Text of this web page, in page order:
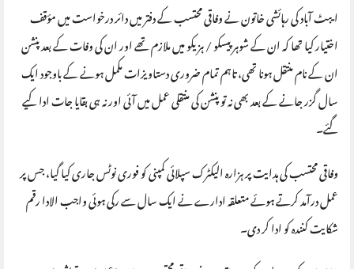
ایبٹ آباد کی رہائشی خاتون نے وفاقی محتسب کے دفتر میں دائر درخواست میں مؤقف
اختیار کیا تھا کہ ان کے شوہر پیسکو / ہزیکو میں ملازم تھے اور ان کی وفات کے بعد پنشن
ان کے نام منتقل ہونا تھی، تاہم تمام ضروری دستاویزات مکمل ہونے کے باوجود ایک
سال گزر جانے کے بعد بھی نہ تو پنشن کی منتقلی عمل میں آئی اور نہ ہی بقایا جات ادا کیے
گئے۔
وفاقی محتسب کی ہدایت پر ہزارہ الیکٹرک سپلائی کمپنی کو فوری نوٹس جاری کیا گیا، جس پر
عمل درآمد کرتے ہوئے متعلقہ ادارے نے ایک سال سے رکی ہوئی واجب الادا رقم
شکایت کنندہ کو ادا کر دی۔